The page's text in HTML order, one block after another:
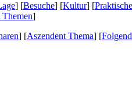
] [Besuche] [Kultur] [Praktische
Themen]
] [Aszendent Thema] [